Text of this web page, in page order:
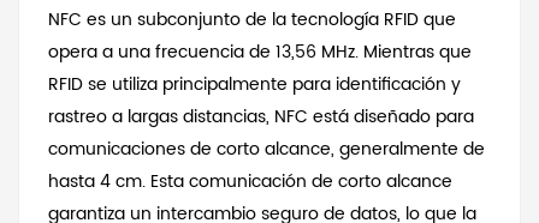
NFC es un subconjunto de la tecnología RFID que
opera a una frecuencia de 13,56 MHz. Mientras que
RFID se utiliza principalmente para identificación y
rastreo a largas distancias, NFC está diseñado para
comunicaciones de corto alcance, generalmente de
hasta 4 cm. Esta comunicación de corto alcance
garantiza un intercambio seguro de datos, lo que la